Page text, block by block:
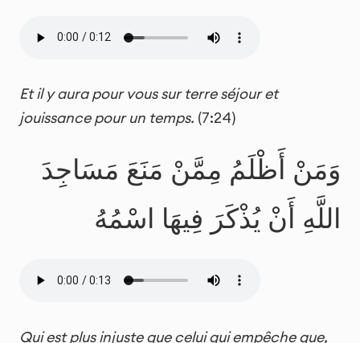
Et il y aura pour vous sur terre séjour et
jouissance pour un temps. (7:24)
وَمَنْ أَظْلَمُ مِمَّنْ مَنَعَ مَسَاجِدَ
اللَّهِ أَنْ يُذْكَرَ فِيهَا اسْمُهُ
Qui est plus injuste que celui qui empêche que,